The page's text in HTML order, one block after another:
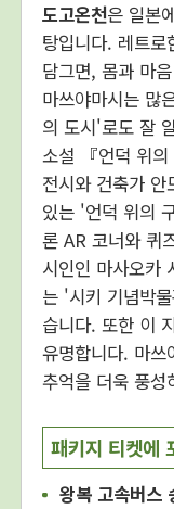
도고온천은 일본
탕입니다. 레트
담그면, 몸과 마
마쓰야마시는 많
의 도시'로도 잘
소설 『언덕 위
전시와 건축가
있는 '언덕 위의
론 AR 코너와 퀴
시인인 마사오카
는 '시키 기념박
습니다. 또한 이
유명합니다. 마
추억을 더욱 풍성
패키지 티켓에
왕복 고속버스